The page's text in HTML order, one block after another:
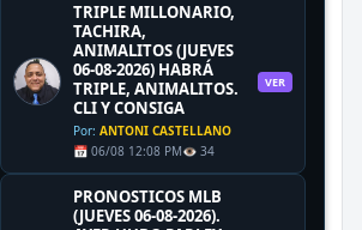
TRIPLE MILLONARIO,
TACHIRA,
ANIMALITOS (JUEVES
06-08-2026) HABRÁ
TRIPLE, ANIMALITOS.
CLI Y CONSIGA
Por: ANTONI CASTELLANO
📅 06/08 12:08 PM👁️ 34
VER
PRONOSTICOS MLB
(JUEVES 06-08-2026).